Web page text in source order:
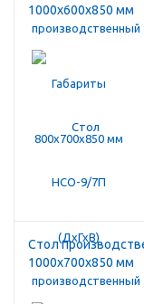
1000х600х850 мм
Стол
1000х700х850 мм